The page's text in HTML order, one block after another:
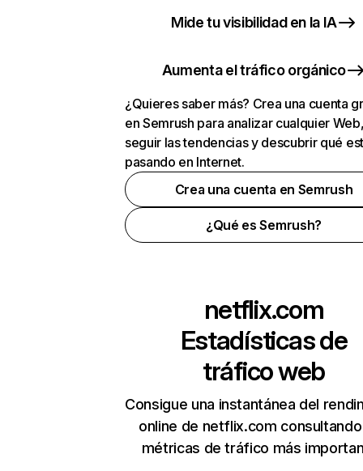
Mide tu visibilidad en la IA
Aumenta el tráfico orgánico
¿Quieres saber más? Crea una cuenta
en Semrush para analizar cualquier
seguir las tendencias y descubrir qué
pasando en Internet.
Crea una cuenta en Semrush
¿Qué es Semrush?
netflix.com
Estadísticas de
tráfico web
Consigue una instantánea del
online de netflix.com
métricas de tráfico más